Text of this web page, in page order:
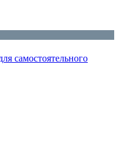
самостоятельного